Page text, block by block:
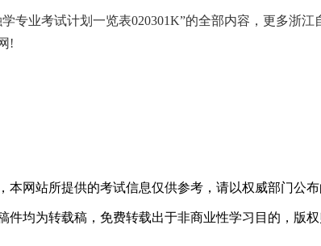
专业考试计划一览表020301K”的全部内容，更多浙江
!
本网站所提供的考试信息仅供参考，请以权威部门公布
件均为转载稿，免费转载出于非商业性学习目的，